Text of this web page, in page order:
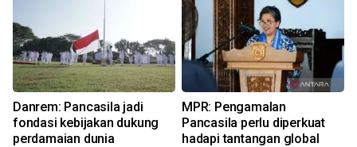
Danrem: Pancasila jadi
fondasi kebijakan dukung
perdamaian dunia
MPR: Pengamalan
Pancasila perlu diperkuat
hadapi tantangan global